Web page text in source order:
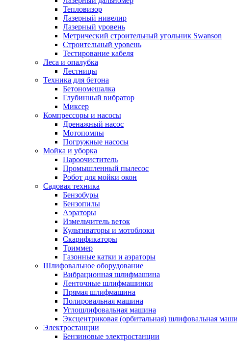
Тепловизор
Лазерный нивелир
Лазерный уровень
Метрический строительный угольник Swanson
Строительный уровень
Тестирование кабеля
Леса и опалубка
Лестницы
Техника для бетона
Бетономешалка
Глубинный вибратор
Миксер
Компрессоры и насосы
Дренажный насос
Мотопомпы
Погружные насосы
Мойка и уборка
Пароочиститель
Промышленный пылесос
Робот для мойки окон
Садовая техника
Бензобуры
Бензопилы
Аэраторы
Измельчитель веток
Культиваторы и мотоблоки
Скарификаторы
Триммер
Газонные катки и аэраторы
Шлифовальное оборудование
Вибрационная шлифмашина
Ленточные шлифмашинки
Прямая шлифмашина
Полировальная машина
Углошлифовальная машина
Эксцентриковая (орбитальная) шлифовальная
Электростанции
Бензиновые электростанции